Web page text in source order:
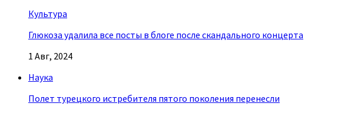
Культура
Глюкоза удалила все посты в блоге после скандального концерта
1 Авг, 2024
Наука
Полет турецкого истребителя пятого поколения перенесли